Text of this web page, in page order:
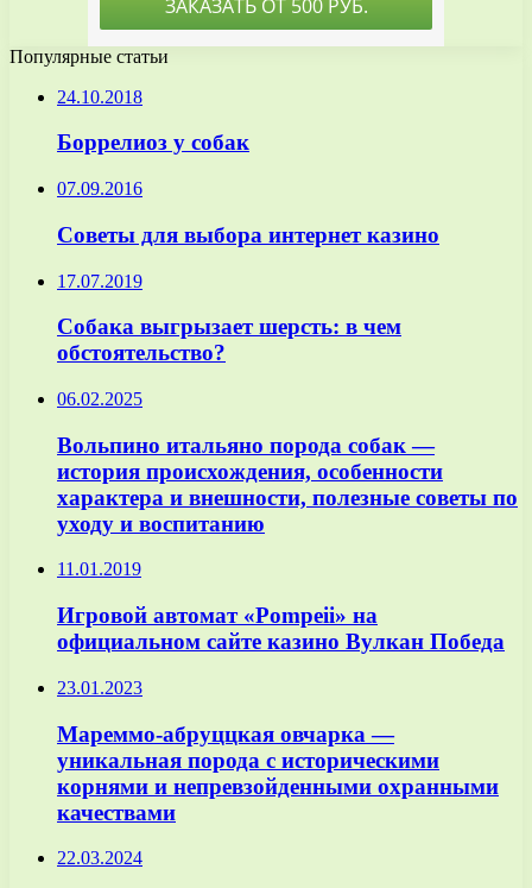
Популярные статьи
24.10.2018
Боррелиоз у собак
07.09.2016
Советы для выбора интернет казино
17.07.2019
Собака выгрызает шерсть: в чем
обстоятельство?
06.02.2025
Вольпино итальяно порода собак —
история происхождения, особенности
характера и внешности, полезные советы по
уходу и воспитанию
11.01.2019
Игровой автомат «Pompeii» на
официальном сайте казино Вулкан Победа
23.01.2023
Мареммо-абруццкая овчарка —
уникальная порода с историческими
корнями и непревзойденными охранными
качествами
22.03.2024